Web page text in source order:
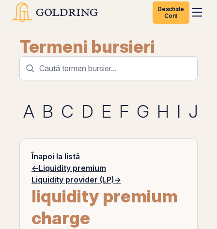
Deschide
Cont
Termeni bursieri
A B C D E F G H I J
Înapoi la listă
←Liquidity premium
Liquidity provider (LP)→
liquidity premium
charge